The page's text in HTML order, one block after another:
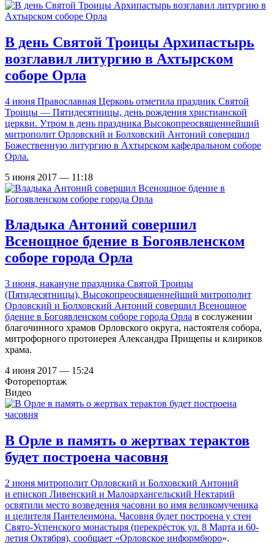
В день Святой Троицы Архипастырь
возглавил литургию в Ахтырском
соборе Орла
4 июня Православная Церковь отметила праздник Святой
Троицы — Пятидесятницы, день рождения христианской
церкви. Утром в день праздника Высокопреосвященнейший
митрополит Орловский и Болховский Антоний совершил
Божественную литургию в Ахтырском кафедральном соборе
Орла.
5 июня 2017 — 11:18
Владыка Антоний совершил
Всенощное бдение в Богоявленском
соборе города Орла
3 июня, накануне праздника Святой Троицы
(Пятидесятницы), Высокопреосвященнейший митрополит
Орловский и Болховский Антоний совершил Всенощное
бдение в Богоявленском соборе города Орла в сослужении
благочинного храмов Орловского округа, настоятеля собора,
митрофорного протоиерея Александра Прищепы и клириков
храма.
4 июня 2017 — 15:24
Фоторепортаж
Видео
В Орле в память о жертвах терактов
будет построена часовня
2 июня митрополит Орловский и Болховский Антоний
и епископ Ливенский и Малоархангельский Нектарий
освятили место возведения часовни во имя великомученика
и целителя Пантелеимона. Часовня будет построена у стен
Свято-Успенского монастыря (перекрёсток ул. 8 Марта и 60-
летия Октября), сообщает «Орловское информбюро».